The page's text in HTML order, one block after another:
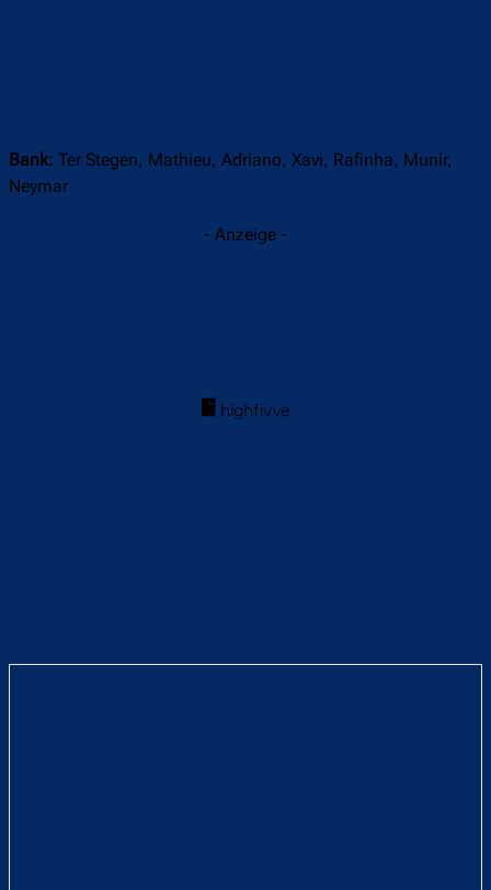
Bank: Ter Stegen, Mathieu, Adriano, Xavi, Rafinha, Munir,
Neymar
- Anzeige -